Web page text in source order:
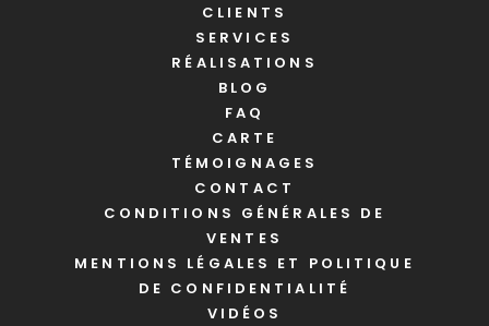
CLIENTS
SERVICES
RÉALISATIONS
BLOG
FAQ
CARTE
TÉMOIGNAGES
CONTACT
CONDITIONS GÉNÉRALES DE
VENTES
MENTIONS LÉGALES ET POLITIQUE
DE CONFIDENTIALITÉ
VIDÉOS